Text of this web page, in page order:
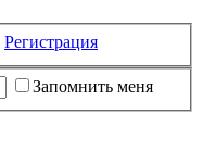
Регистрация
Запомнить меня